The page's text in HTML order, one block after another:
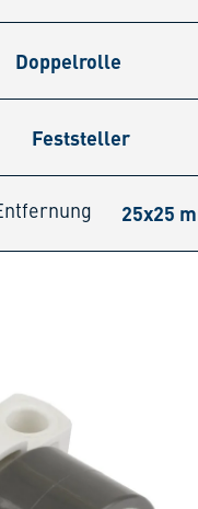
Doppelrolle
Feststeller
25x25